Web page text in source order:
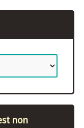
non